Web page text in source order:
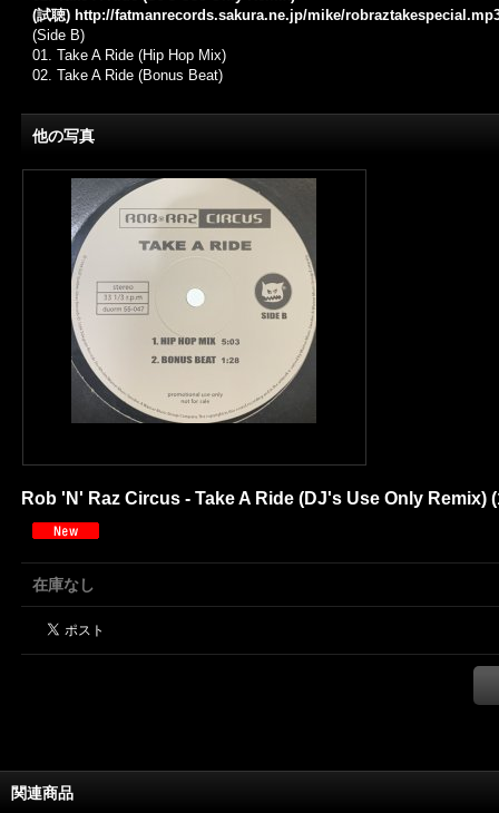
(試聴) http://fatmanrecords.sakura.ne.jp/mike/
(Side B)
01. Take A Ride (Hip Hop Mix)
02. Take A Ride (Bonus Beat)
他の写真
Rob 'N' Raz Circus - Take A Ride (DJ's Use Only Remix)
在庫なし
関連商品